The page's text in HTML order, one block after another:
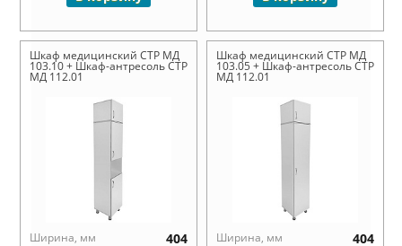
Шкаф медицинский СТР МД
103.10 + Шкаф-антресоль СТР
МД 112.01
Ширина, мм 404
Шкаф медицинский СТР МД
103.05 + Шкаф-антресоль СТР
МД 112.01
Ширина, мм 404